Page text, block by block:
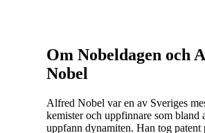
Om Nobeldagen och
Nobel
Alfred Nobel var en av Sveriges
kemister och uppfinnare som bland
uppfann dynamiten. Han tog patent